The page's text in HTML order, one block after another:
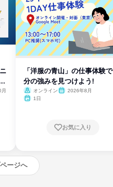
「洋服の青山」の仕事体験
分の強みを見つけよう!
オンライン
2026年8月
1日
お気に入り
ージへ